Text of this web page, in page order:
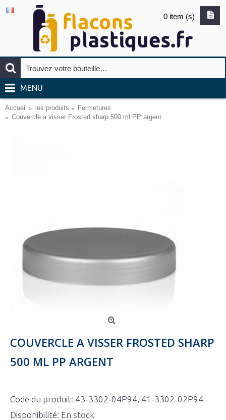
0 item (s)
MENU
Accueil les produits
Fermetures
Couvercle a visser Frosted sharp 500 ml PP argent
COUVERCLE A VISSER FROSTED SHARP
500 ML PP ARGENT
Code du produit: 43-3302-04P94, 41-3302-02P94
Disponibilité: En stock